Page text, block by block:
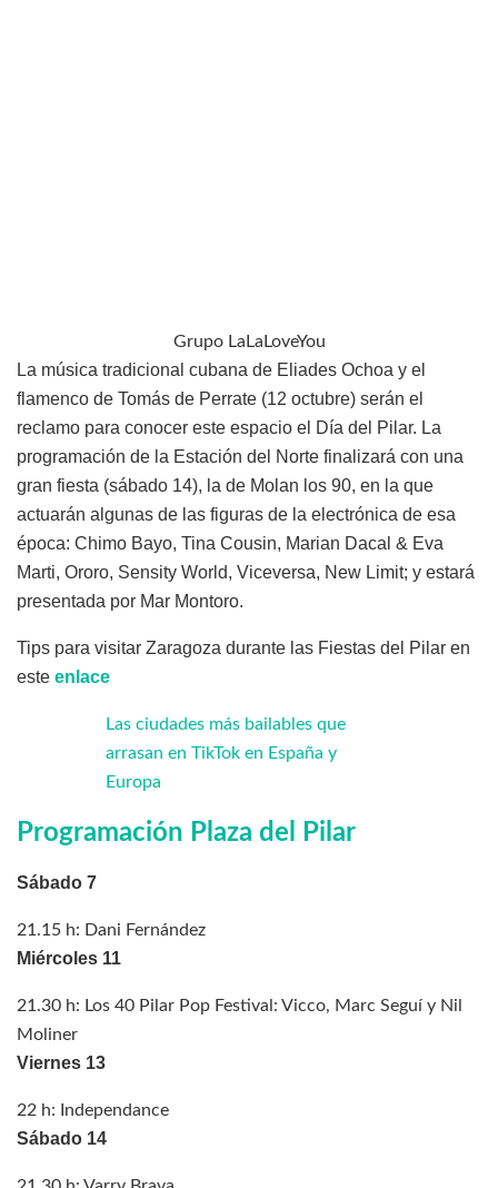
Grupo LaLaLoveYou
La música tradicional cubana de Eliades Ochoa y el
flamenco de Tomás de Perrate (12 octubre) serán el
reclamo para conocer este espacio el Día del Pilar. La
programación de la Estación del Norte finalizará con una
gran fiesta (sábado 14), la de Molan los 90, en la que
actuarán algunas de las figuras de la electrónica de esa
época: Chimo Bayo, Tina Cousin, Marian Dacal & Eva
Marti, Ororo, Sensity World, Viceversa, New Limit; y estará
presentada por Mar Montoro.
Tips para visitar Zaragoza durante las Fiestas del Pilar en
este enlace
Las ciudades más bailables que
arrasan en TikTok en España y
Europa
Programación Plaza del Pilar
Sábado 7
21.15 h: Dani Fernández
Miércoles 11
21.30 h: Los 40 Pilar Pop Festival: Vicco, Marc Seguí y Nil
Moliner
Viernes 13
22 h: Independance
Sábado 14